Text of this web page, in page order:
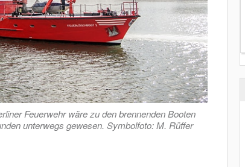
Feuerwehr wäre zu den brennenden Booten
unterwegs gewesen. Symbolfoto: M. Rüffer